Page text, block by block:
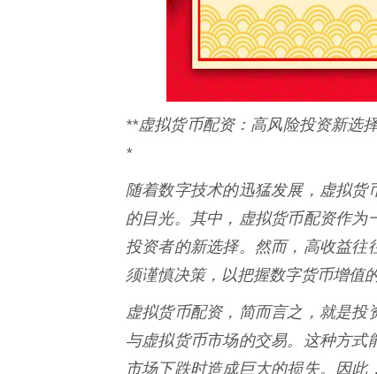
**虚拟货币配资：高风险投资新选
*
随着数字技术的迅猛发展，虚拟货
的目光。其中，虚拟货币配资作为
投资者的新选择。然而，高收益往
须谨慎决策，以把握数字货币增值
虚拟货币配资，简而言之，就是
与虚拟货币市场的交易。这种方式
市场下跌时造成巨大的损失。因